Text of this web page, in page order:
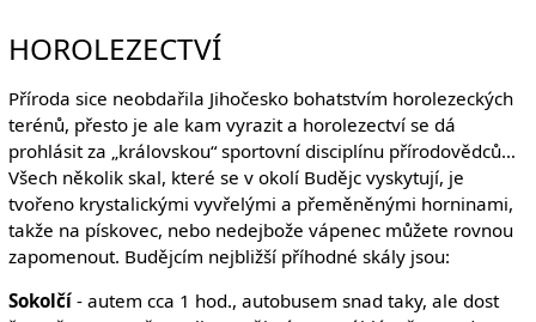
HOROLEZECTVÍ
Příroda sice neobdařila Jihočesko bohatstvím horolezeckých
terénů, přesto je ale kam vyrazit a horolezectví se dá
prohlásit za „královskou“ sportovní disciplínu přírodovědců…
Všech několik skal, které se v okolí Budějc vyskytují, je
tvořeno krystalickými vyvřelými a přeměněnými horninami,
takže na pískovec, nebo nedejbože vápenec můžete rovnou
zapomenout. Budějcím nejbližší příhodné skály jsou:
Sokolčí- autem cca 1 hod., autobusem snad taky, ale dost